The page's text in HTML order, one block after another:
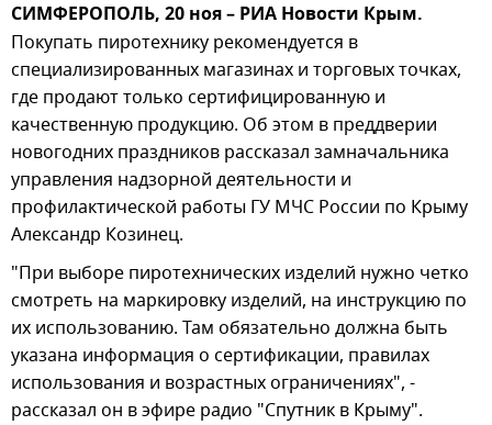
СИМФЕРОПОЛЬ, 20 ноя – РИА Новости Крым.
Покупать пиротехнику рекомендуется в
специализированных магазинах и торговых точках,
где продают только сертифицированную и
качественную продукцию. Об этом в преддверии
новогодних праздников рассказал замначальника
управления надзорной деятельности и
профилактической работы ГУ МЧС России по Крыму
Александр Козинец.
"При выборе пиротехнических изделий нужно четко
смотреть на маркировку изделий, на инструкцию по
их использованию. Там обязательно должна быть
указана информация о сертификации, правилах
использования и возрастных ограничениях", -
рассказал он в эфире радио "Спутник в Крыму".